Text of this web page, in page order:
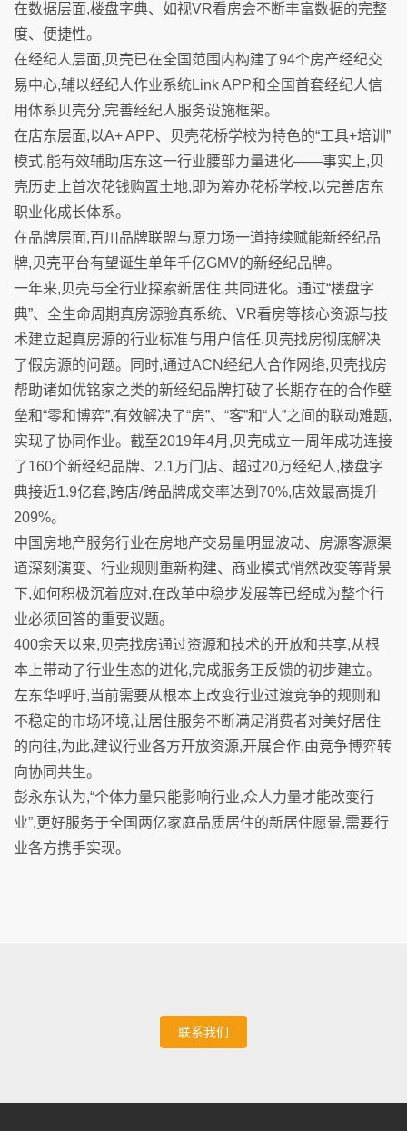
在数据层面,楼盘字典、如视VR看房会不断丰富数据的完整
度、便捷性。
在经纪人层面,贝壳已在全国范围内构建了94个房产经纪交
易中心,辅以经纪人作业系统Link APP和全国首套经纪人信
用体系贝壳分,完善经纪人服务设施框架。
在店东层面,以A+ APP、贝壳花桥学校为特色的“工具+培训”
模式,能有效辅助店东这一行业腰部力量进化——事实上,贝
壳历史上首次花钱购置土地,即为筹办花桥学校,以完善店东
职业化成长体系。
在品牌层面,百川品牌联盟与原力场一道持续赋能新经纪品
牌,贝壳平台有望诞生单年千亿GMV的新经纪品牌。
一年来,贝壳与全行业探索新居住,共同进化。通过“楼盘字
典”、全生命周期真房源验真系统、VR看房等核心资源与技
术建立起真房源的行业标准与用户信任,贝壳找房彻底解决
了假房源的问题。同时,通过ACN经纪人合作网络,贝壳找房
帮助诸如优铭家之类的新经纪品牌打破了长期存在的合作壁
垒和“零和博弈”,有效解决了“房”、“客”和“人”之间的联动难题,
实现了协同作业。截至2019年4月,贝壳成立一周年成功连接
了160个新经纪品牌、2.1万门店、超过20万经纪人,楼盘字
典接近1.9亿套,跨店/跨品牌成交率达到70%,店效最高提升
209%。
中国房地产服务行业在房地产交易量明显波动、房源客源渠
道深刻演变、行业规则重新构建、商业模式悄然改变等背景
下,如何积极沉着应对,在改革中稳步发展等已经成为整个行
业必须回答的重要议题。
400余天以来,贝壳找房通过资源和技术的开放和共享,从根
本上带动了行业生态的进化,完成服务正反馈的初步建立。
左东华呼吁,当前需要从根本上改变行业过渡竞争的规则和
不稳定的市场环境,让居住服务不断满足消费者对美好居住
的向往,为此,建议行业各方开放资源,开展合作,由竞争博弈转
向协同共生。
彭永东认为,“个体力量只能影响行业,众人力量才能改变行
业”,更好服务于全国两亿家庭品质居住的新居住愿景,需要行
业各方携手实现。
联系我们